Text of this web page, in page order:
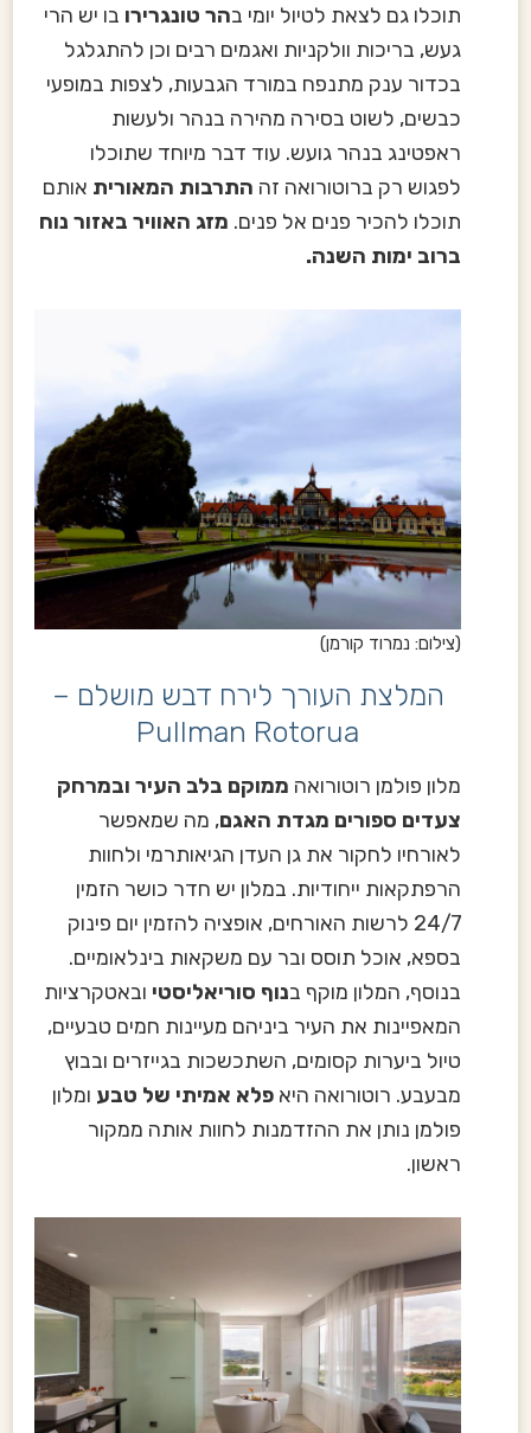
תוכלו גם לצאת לטיול יומי בהר טונגרירו בו יש הרי
געש, בריכות וולקניות ואגמים רבים וכן להתגלגל
בכדור ענק מתנפח במורד הגבעות, לצפות במופעי
כבשים, לשוט בסירה מהירה בנהר ולעשות
ראפטינג בנהר גועש. עוד דבר מיוחד שתוכלו
לפגוש רק ברוטורואה זה התרבות המאורית אותם
תוכלו להכיר פנים אל פנים. מזג האוויר באזור נוח
ברוב ימות השנה.
(צילום: נמרוד קורמן)
המלצת העורך לירח דבש מושלם –
Pullman Rotorua
מלון פולמן רוטורואה ממוקם בלב העיר ובמרחק
צעדים ספורים מגדת האגם, מה שמאפשר
לאורחיו לחקור את גן העדן הגיאותרמי ולחוות
הרפתקאות ייחודיות. במלון יש חדר כושר הזמין
24/7 לרשות האורחים, אופציה להזמין יום פינוק
בספא, אוכל תוסס ובר עם משקאות בינלאומיים.
בנוסף, המלון מוקף בנוף סוריאליסטי ובאטקרציות
המאפיינות את העיר ביניהם מעיינות חמים טבעיים,
טיול ביערות קסומים, השתכשכות בגייזרים ובבוץ
מבעבע. רוטורואה היא פלא אמיתי של טבע ומלון
פולמן נותן את ההזדמנות לחוות אותה ממקור
ראשון.